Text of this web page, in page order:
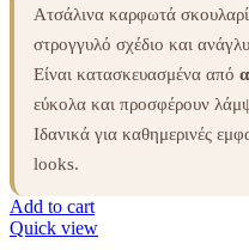
Ατσάλινα καρφωτά
στρογγυλό σχέδιο και
Είναι κατασκευασμένα από
εύκολα και προσφέρουν
Ιδανικά για καθημερινές
looks.
Add to cart
Quick view